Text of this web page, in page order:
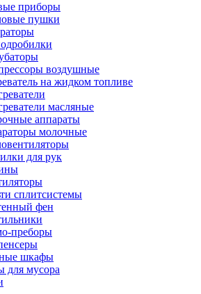
приборы
пушки
воздушные
на жидком топливе
масляные
аппараты
молочные
для рук
сплитсистемы
фен
преборы
шкафы
для мусора